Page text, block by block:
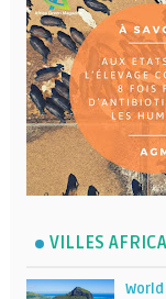
VILLES